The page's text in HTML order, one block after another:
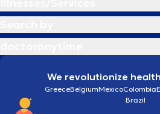
We revolutionize
GreeceBelgiumMexicoColombia
Brazil